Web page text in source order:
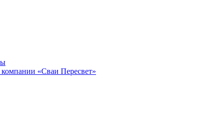
компании «Сваи Пересвет»